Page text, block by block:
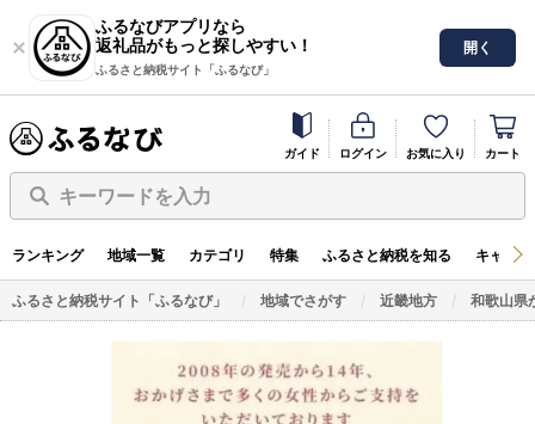
ふるなびアプリなら
返礼品がもっと探しやすい！
ふるさと納税サイト「ふるなび」
開く
ガイド ログイン お気に入り カート
キーワードを入力
ランキング 地域一覧 カテゴリ 特集 ふるさと納税を知る キャン
ふるさと納税サイト「ふるなび」 地域でさがす 近畿地方 和歌山県